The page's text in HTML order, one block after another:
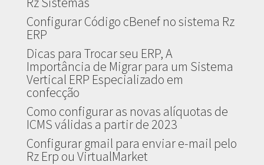
Configurar Código cBenef no sistema Rz
ERP
Dicas para Trocar seu ERP, A
Importância de Migrar para um Sistema
Vertical ERP Especializado em
confecção
Como configurar as novas alíquotas de
ICMS válidas a partir de 2023
Configurar gmail para enviar e-mail pelo
Rz Erp ou VirtualMarket